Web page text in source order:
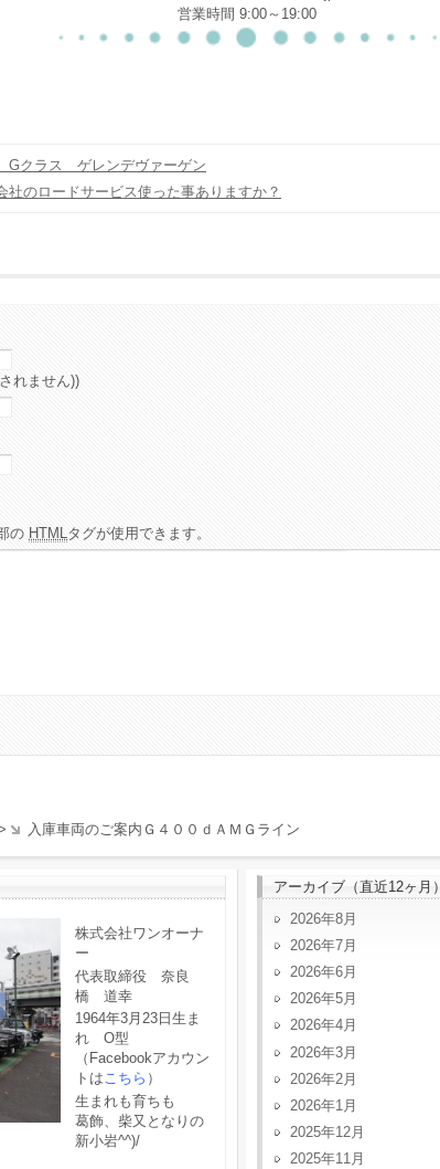
営業時間 9:00～19:00
Gクラス ゲレンデヴァーゲン
のロードサービス使った事ありますか？
れません))
の HTMLタグが使用できます。
入庫車両のご案内Ｇ４００ｄＡＭＧライン
株式会社ワンオーナ
ー
代表取締役 奈良
橋 道幸
1964年3月23日生ま
れ O型
（Facebookアカウン
トはこちら ）
生まれも育ちも
葛飾、柴又となりの
新小岩^^)/
アーカイブ（直近12ヶ月）
2026年8月
2026年7月
2026年6月
2026年5月
2026年4月
2026年3月
2026年2月
2026年1月
2025年12月
2025年11月